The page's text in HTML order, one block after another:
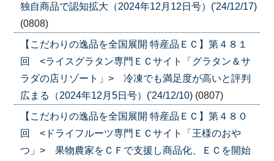
独自商品で認知拡大（2024年12月12日号）('24/12/17)
(0808)
【こだわりの逸品を全国展開 特産品ＥＣ】第４８１
回 <ライスグラタン専門ＥＣサイト「グラタン＆サ
ラダの店リゾート」> 冷凍でも満足度が高いと評判
広まる（2024年12月5日号）('24/12/10) (0807)
【こだわりの逸品を全国展開 特産品ＥＣ】第４８０
回 <ドライフルーツ専門ＥＣサイト「王様のおや
つ」> 果物農家をＣＦで支援し商品化、ＥＣを開始